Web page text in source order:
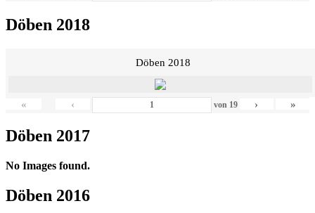
Döben 2018
Döben 2018
« ‹ von 19 › »
Döben 2017
No Images found.
Döben 2016